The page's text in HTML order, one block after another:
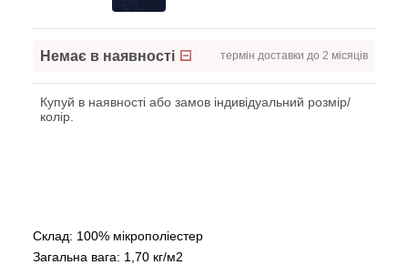
Немає в наявності термін доставки до 2 місяців
Купуй в наявності або замов індивідуальний розмір/
колір.
Склад: 100% мікрополіестер
Загальна вага: 1,70 кг/м2